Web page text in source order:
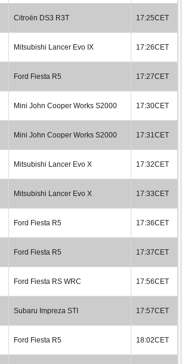
Citroën DS3 R3T 17:25CET
Mitsubishi Lancer Evo IX 17:26CET
Ford Fiesta R5 17:27CET
Mini John Cooper Works S2000 17:30CET
Mini John Cooper Works S2000 17:31CET
Mitsubishi Lancer Evo X 17:32CET
Mitsubishi Lancer Evo X 17:33CET
Ford Fiesta R5 17:36CET
Ford Fiesta R5 17:37CET
Ford Fiesta RS WRC 17:56CET
Subaru Impreza STI 17:57CET
Ford Fiesta R5 18:02CET